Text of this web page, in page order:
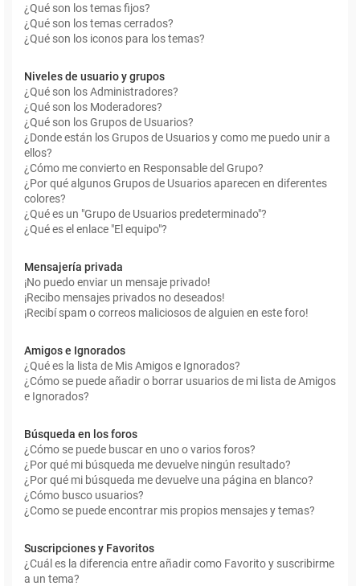
¿Qué son los temas fijos?
¿Qué son los temas cerrados?
¿Qué son los iconos para los temas?
Niveles de usuario y grupos
¿Qué son los Administradores?
¿Qué son los Moderadores?
¿Qué son los Grupos de Usuarios?
¿Donde están los Grupos de Usuarios y como me puedo unir a
ellos?
¿Cómo me convierto en Responsable del Grupo?
¿Por qué algunos Grupos de Usuarios aparecen en diferentes
colores?
¿Qué es un "Grupo de Usuarios predeterminado"?
¿Qué es el enlace "El equipo"?
Mensajería privada
¡No puedo enviar un mensaje privado!
¡Recibo mensajes privados no deseados!
¡Recibí spam o correos maliciosos de alguien en este foro!
Amigos e Ignorados
¿Qué es la lista de Mis Amigos e Ignorados?
¿Cómo se puede añadir o borrar usuarios de mi lista de Amigos
e Ignorados?
Búsqueda en los foros
¿Cómo se puede buscar en uno o varios foros?
¿Por qué mi búsqueda me devuelve ningún resultado?
¿Por qué mi búsqueda me devuelve una página en blanco?
¿Cómo busco usuarios?
¿Como se puede encontrar mis propios mensajes y temas?
Suscripciones y Favoritos
¿Cuál es la diferencia entre añadir como Favorito y suscribirme
a un tema?